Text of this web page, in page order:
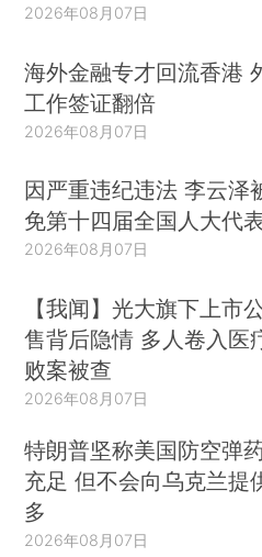
2026年08月07日
海外金融专才回流香港
工作签证翻倍
2026年08月07日
因严重违纪违法 李云泽
免第十四届全国人大代
2026年08月07日
【我闻】光大旗下上市
售背后隐情 多人卷入医
败案被查
2026年08月07日
特朗普坚称美国防空弹
充足 但不会向乌克兰提
多
2026年08月07日